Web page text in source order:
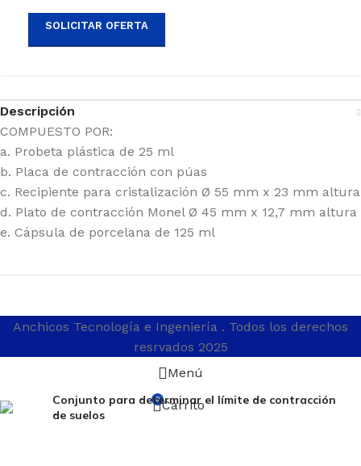
SOLICITAR OFERTA
Descripción
COMPUESTO POR:
a. Probeta plástica de 25 ml
b. Placa de contracción con púas
c. Recipiente para cristalización Ø 55 mm x 23 mm altura
d. Plato de contracción Monel Ø 45 mm x 12,7 mm altura
e. Cápsula de porcelana de 125 ml
Anchicos Tecnología e Ingeniería . Todos los derechos
resrvados 2025
Conjunto para determinar el límite de contracción
de suelos
Menú
0 Carrito